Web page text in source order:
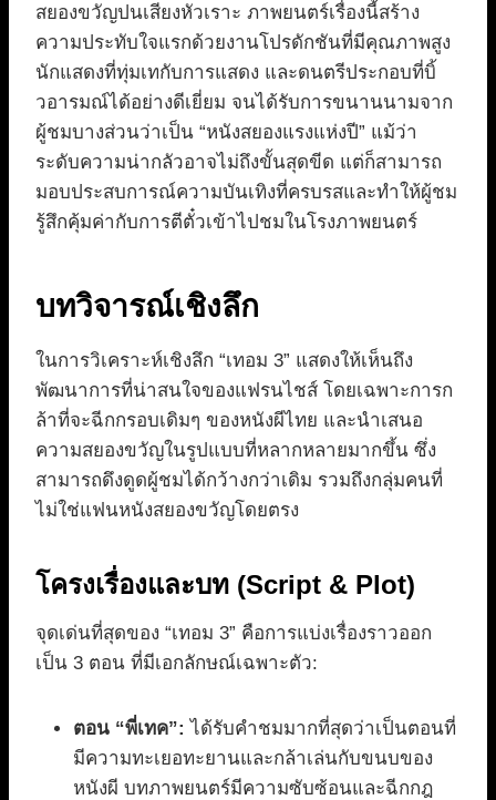
สยองขวัญปนเสียงหัวเราะ ภาพยนตร์เรื่องนี้สร้าง
ความประทับใจแรกด้วยงานโปรดักชันที่มีคุณภาพสูง
นักแสดงที่ทุ่มเทกับการแสดง และดนตรีประกอบที่บิ้
วอารมณ์ได้อย่างดีเยี่ยม จนได้รับการขนานนามจาก
ผู้ชมบางส่วนว่าเป็น “หนังสยองแรงแห่งปี” แม้ว่า
ระดับความน่ากลัวอาจไม่ถึงขั้นสุดขีด แต่ก็สามารถ
มอบประสบการณ์ความบันเทิงที่ครบรสและทำให้ผู้ชม
รู้สึกคุ้มค่ากับการตีตั๋วเข้าไปชมในโรงภาพยนตร์
บทวิจารณ์เชิงลึก
ในการวิเคราะห์เชิงลึก “เทอม 3” แสดงให้เห็นถึง
พัฒนาการที่น่าสนใจของแฟรนไชส์ โดยเฉพาะการก
ล้าที่จะฉีกกรอบเดิมๆ ของหนังผีไทย และนำเสนอ
ความสยองขวัญในรูปแบบที่หลากหลายมากขึ้น ซึ่ง
สามารถดึงดูดผู้ชมได้กว้างกว่าเดิม รวมถึงกลุ่มคนที่
ไม่ใช่แฟนหนังสยองขวัญโดยตรง
โครงเรื่องและบท (Script & Plot)
จุดเด่นที่สุดของ “เทอม 3” คือการแบ่งเรื่องราวออก
เป็น 3 ตอน ที่มีเอกลักษณ์เฉพาะตัว:
ตอน “พี่เทค”: ได้รับคำชมมากที่สุดว่าเป็นตอนที่
มีความทะเยอทะยานและกล้าเล่นกับขนบของ
หนังผี บทภาพยนตร์มีความซับซ้อนและฉีกกฎ